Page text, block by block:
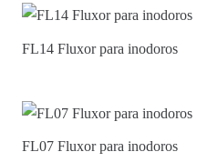
FL14 Fluxor para inodoros
FL07 Fluxor para inodoros